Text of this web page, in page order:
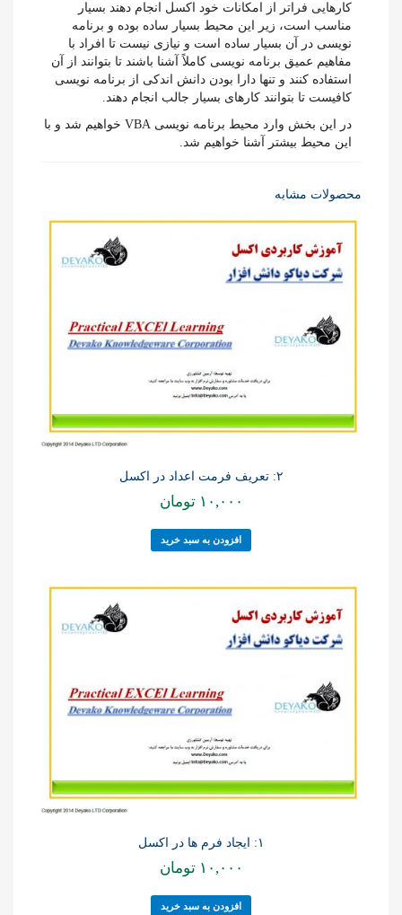
کارهایی فراتر از امکانات خود اکسل انجام دهند بسیار
مناسب است، زیر این محیط بسیار ساده بوده و برنامه
نویسی در آن بسیار ساده است و نیازی نیست تا افراد با
مفاهیم عمیق برنامه نویسی کاملاً آشنا باشند تا بتوانند از آن
استفاده کنند و تنها دارا بودن دانش اندکی از برنامه نویسی
کافیست تا بتوانند کارهای بسیار جالب انجام دهند.
در این بخش وارد محیط برنامه نویسی VBA خواهیم شد و با
این محیط بیشتر آشنا خواهیم شد.
محصولات مشابه
۲: تعریف فرمت اعداد در اکسل
۱۰,۰۰۰ تومان
افزودن به سبد خرید
۱: ایجاد فرم ها در اکسل
۱۰,۰۰۰ تومان
افزودن به سبد خرید